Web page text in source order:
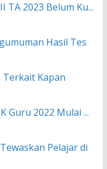
2023 Belum Ku...
Hasil Tes
Terkait Kapan
Guru 2022 Mulai ...
Pelajar di